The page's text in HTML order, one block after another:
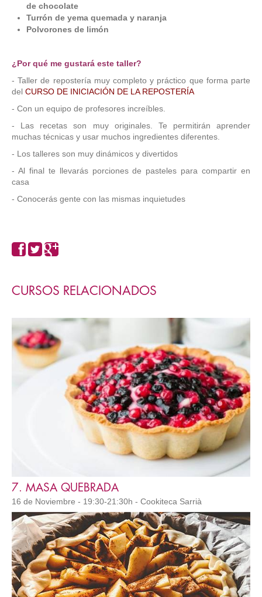
de chocolate
Turrón de yema quemada y naranja
Polvorones de limón
¿Por qué me gustará este taller?
- Taller de repostería muy completo y práctico que forma parte
del CURSO DE INICIACIÓN DE LA REPOSTERÍA
- Con un equipo de profesores increíbles.
- Las recetas son muy originales. Te permitirán aprender
muchas técnicas y usar muchos ingredientes diferentes.
- Los talleres son muy dinámicos y divertidos
- Al final te llevarás porciones de pasteles para compartir en
casa
- Conocerás gente con las mismas inquietudes
CURSOS RELACIONADOS
7. MASA QUEBRADA
16 de Noviembre - 19:30-21:30h - Cookiteca Sarrià